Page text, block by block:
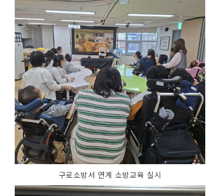
구로소방서 연계 소방교육 실시